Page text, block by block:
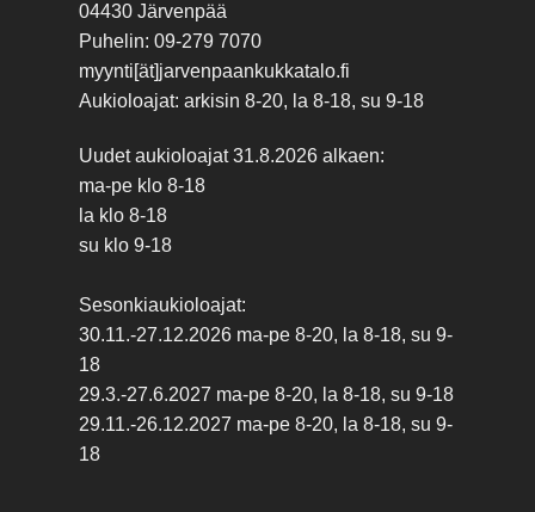
04430 Järvenpää
Puhelin: 09-279 7070
myynti[ät]jarvenpaankukkatalo.fi
Aukioloajat: arkisin 8-20, la 8-18, su 9-18
Uudet aukioloajat 31.8.2026 alkaen:
ma-pe klo 8-18
la klo 8-18
su klo 9-18
Sesonkiaukioloajat:
30.11.-27.12.2026 ma-pe 8-20, la 8-18, su 9-
18
29.3.-27.6.2027 ma-pe 8-20, la 8-18, su 9-18
29.11.-26.12.2027 ma-pe 8-20, la 8-18, su 9-
18